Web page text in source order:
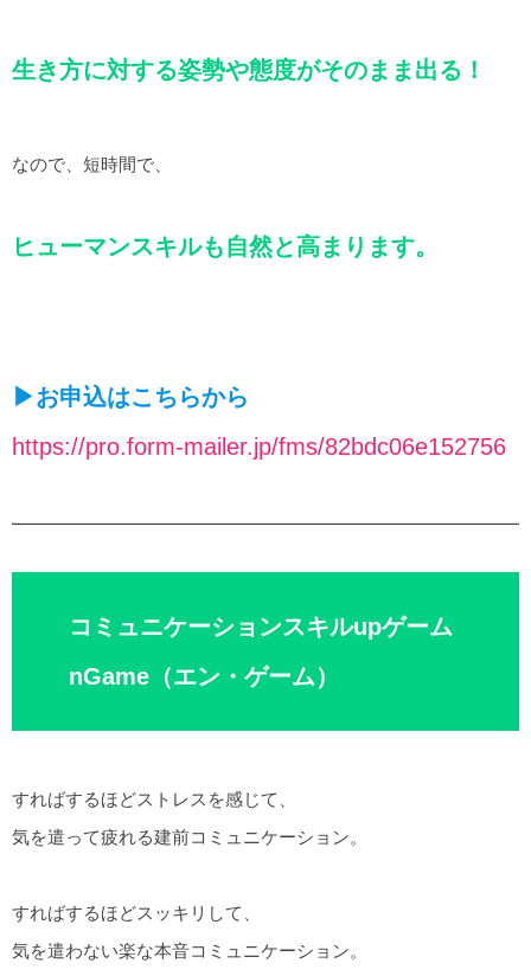
生き方に対する姿勢や態度がそのまま出る！
なので、短時間で、
ヒューマンスキルも自然と高まります。
▶︎お申込はこちらから
https://pro.form-mailer.jp/fms/82bdc06e152756
コミュニケーションスキルupゲーム
nGame（エン・ゲーム）
すればするほどストレスを感じて、
気を遣って疲れる建前コミュニケーション。
すればするほどスッキリして、
気を遣わない楽な本音コミュニケーション。